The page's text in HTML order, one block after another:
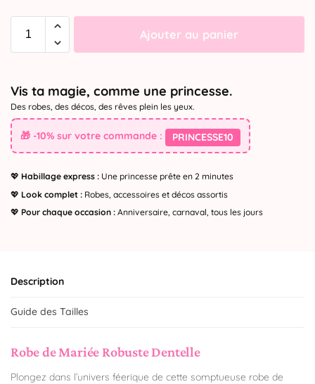
Ajouter au panier
Vis ta magie, comme une princesse.
Des robes, des décos, des rêves plein les yeux.
🎁 -10% sur votre commande : PRINCESSE10
💖 Habillage express : Une princesse prête en 2 minutes
💖 Look complet : Robes, accessoires et décos assortis
💖 Pour chaque occasion : Anniversaire, carnaval, tous les jours
Description
Guide des Tailles
Robe de Mariée Robuste Dentelle
Plongez dans l’univers féerique de cette somptueuse robe de